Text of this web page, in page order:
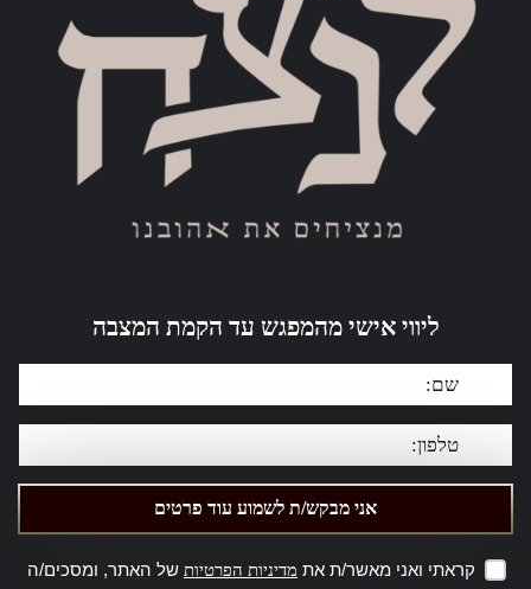
ליווי אישי מהמפגש עד הקמת המצבה
קראתי ואני מאשר/ת את מדיניות הפרטיות של האתר, ומסכים/ה